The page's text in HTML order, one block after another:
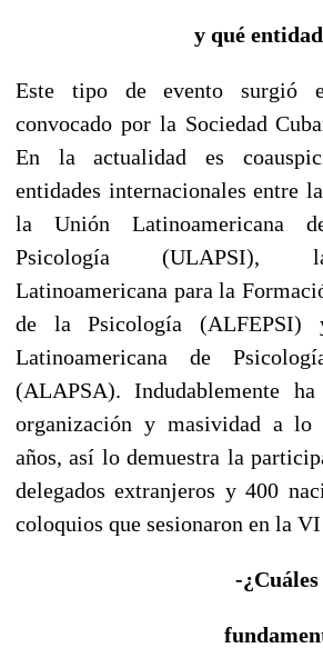
y qué
Este tipo de evento surgió
convocado por la Sociedad
En la actualidad es
entidades internacionales entre
la Unión Latinoamericana
Psicología (ULAPSI),
Latinoamericana para la
de la Psicología (ALFEPSI)
Latinoamericana de
(ALAPSA). Indudablemente
organización y masividad a lo
años, así lo demuestra la
delegados extranjeros y 400
coloquios que sesionaron en la
-